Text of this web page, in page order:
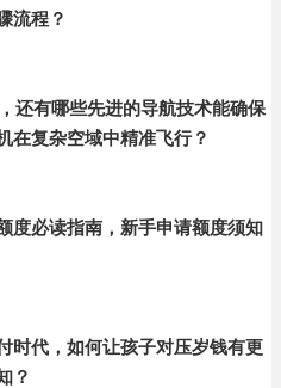
流程？
还有哪些先进的导航技术能确保
在复杂空域中精准飞行？
度必读指南，新手申请额度须知
时代，如何让孩子对压岁钱有更
？